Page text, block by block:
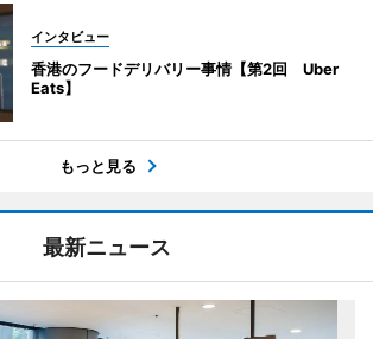
インタビュー
香港のフードデリバリー事情【第2回 Uber
Eats】
もっと見る
最新ニュース